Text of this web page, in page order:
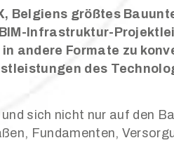
Belgiens größtes
Infrastruktur-
andere Formate zu
des
sich nicht nur auf den
Fundamenten,